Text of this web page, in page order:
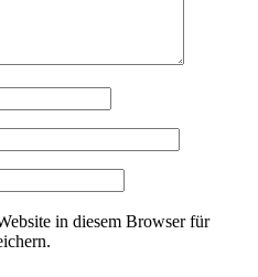
in diesem Browser für